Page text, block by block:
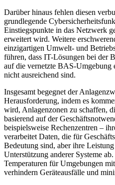
Darüber hinaus fehlen diesen
grundlegende
Einstiegspunkte in das Netzwerk
erweitert wird. Weitere
einzigartigen Umwelt- und
führen, dass IT-Lösungen bei der
auf die vernetzte BAS-Umgebung
nicht ausreichend sind.
Insgesamt begegnet der
Herausforderung, indem es
wird, Anlagenzonen zu schaffen,
basierend auf der
beispielsweise Rechenzentren –
verarbeitet Daten, die für
Bedeutung sind, aber ihre
Unterstützung anderer Systeme
Temperaturen für Umgebungen
verhindern Geräteausfälle und